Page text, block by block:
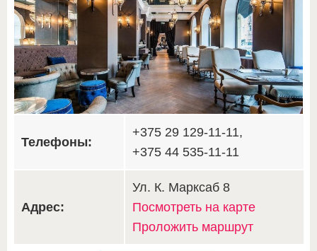
Телефоны:
+375 29 129-11-11,
+375 44 535-11-11
Адрес:
Ул. К. Марксаб 8
Посмотреть на карте
Проложить маршрут